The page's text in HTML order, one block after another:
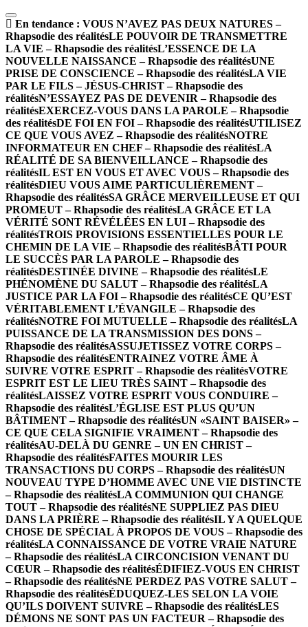
En tendance : VOUS N’AVEZ PAS DEUX NATURES –
Rhapsodie des réalitésLE POUVOIR DE TRANSMETTRE
LA VIE – Rhapsodie des réalitésL’ESSENCE DE LA
NOUVELLE NAISSANCE – Rhapsodie des réalitésUNE
PRISE DE CONSCIENCE – Rhapsodie des réalitésLA VIE
PAR LE FILS – JÉSUS-CHRIST – Rhapsodie des
réalitésN’ESSAYEZ PAS DE DEVENIR – Rhapsodie des
réalitésEXERCEZ-VOUS DANS LA PAROLE – Rhapsodie
des réalitésDE FOI EN FOI – Rhapsodie des réalitésUTILISEZ
CE QUE VOUS AVEZ – Rhapsodie des réalitésNOTRE
INFORMATEUR EN CHEF – Rhapsodie des réalitésLA
RÉALITÉ DE SA BIENVEILLANCE – Rhapsodie des
réalitésIL EST EN VOUS ET AVEC VOUS – Rhapsodie des
réalitésDIEU VOUS AIME PARTICULIÈREMENT –
Rhapsodie des réalitésSA GRÂCE MERVEILLEUSE ET QUI
PROMEUT – Rhapsodie des réalitésLA GRÂCE ET LA
VÉRITÉ SONT RÉVÉLÉES EN LUI – Rhapsodie des
réalitésTROIS PROVISIONS ESSENTIELLES POUR LE
CHEMIN DE LA VIE – Rhapsodie des réalitésBÂTI POUR
LE SUCCÈS PAR LA PAROLE – Rhapsodie des
réalitésDESTINÉE DIVINE – Rhapsodie des réalitésLE
PHÉNOMÈNE DU SALUT – Rhapsodie des réalitésLA
JUSTICE PAR LA FOI – Rhapsodie des réalitésCE QU’EST
VÉRITABLEMENT L’ÉVANGILE – Rhapsodie des
réalitésNOTRE FOI MUTUELLE – Rhapsodie des réalitésLA
PUISSANCE DE LA TRANSMISSION DES DONS –
Rhapsodie des réalitésASSUJETISSEZ VOTRE CORPS –
Rhapsodie des réalitésENTRAINEZ VOTRE ÂME À
SUIVRE VOTRE ESPRIT – Rhapsodie des réalitésVOTRE
ESPRIT EST LE LIEU TRÈS SAINT – Rhapsodie des
réalitésLAISSEZ VOTRE ESPRIT VOUS CONDUIRE –
Rhapsodie des réalitésL’ÉGLISE EST PLUS QU’UN
BÂTIMENT – Rhapsodie des réalitésUN «SAINT BAISER» –
CE QUE CELA SIGNIFIE VRAIMENT – Rhapsodie des
réalitésAU-DELÀ DU GENRE – UN EN CHRIST –
Rhapsodie des réalitésFAITES MOURIR LES
TRANSACTIONS DU CORPS – Rhapsodie des réalitésUN
NOUVEAU TYPE D’HOMME AVEC UNE VIE DISTINCTE
– Rhapsodie des réalitésLA COMMUNION QUI CHANGE
TOUT – Rhapsodie des réalitésNE SUPPLIEZ PAS DIEU
DANS LA PRIÈRE – Rhapsodie des réalitésIL Y A QUELQUE
CHOSE DE SPÉCIAL À PROPOS DE VOUS – Rhapsodie des
réalitésLA CONNAISSANCE DE VOTRE VRAIE NATURE
– Rhapsodie des réalitésLA CIRCONCISION VENANT DU
CŒUR – Rhapsodie des réalitésÉDIFIEZ-VOUS EN CHRIST
– Rhapsodie des réalitésNE PERDEZ PAS VOTRE SALUT –
Rhapsodie des réalitésÉDUQUEZ-LES SELON LA VOIE
QU’ILS DOIVENT SUIVRE – Rhapsodie des réalitésLES
DÉMONS NE SONT PAS UN FACTEUR – Rhapsodie des